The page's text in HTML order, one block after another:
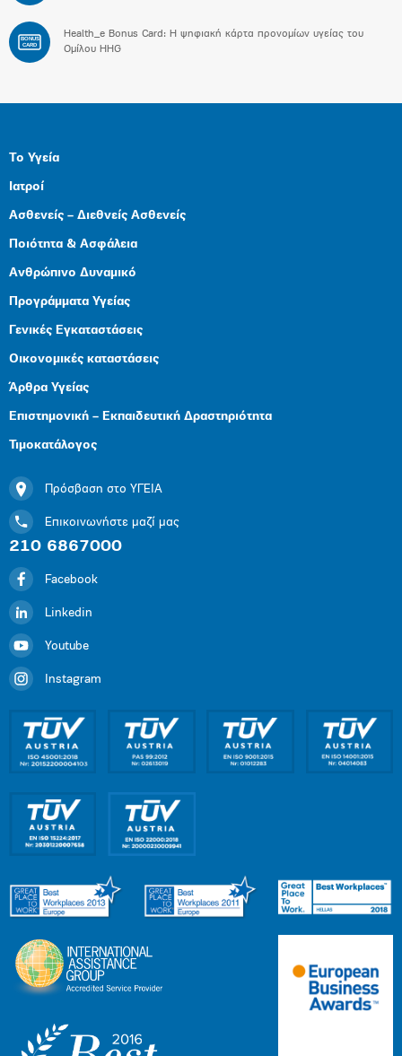
BONUS
CARD
Health_e Bonus Card: H ψηφιακή κάρτα προνομίων υγείας του
Ομίλου HHG
Το Υγεία
Ιατροί
Ασθενείς – Διεθνείς Ασθενείς
Ποιότητα & Ασφάλεια
Ανθρώπινο Δυναμικό
Προγράμματα Υγείας
Γενικές Εγκαταστάσεις
Οικονομικές καταστάσεις
Άρθρα Υγείας
Επιστημονική – Εκπαιδευτική Δραστηριότητα
Τιμοκατάλογος
Πρόσβαση στο ΥΓΕΙΑ
Επικοινωνήστε μαζί μας
210 6867000
Facebook
Linkedin
Youtube
Instagram